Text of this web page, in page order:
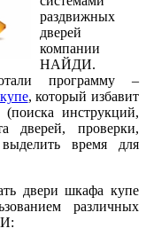
раздвижных
дверей
компании
НАЙДИ.
программу –
, который избавит
инструкций,
дверей, проверки,
время для
двери шкафа купе
различных